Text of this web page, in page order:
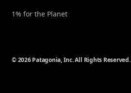
1% for the Planet
© 2026 Patagonia, Inc. All Rights Reserved.